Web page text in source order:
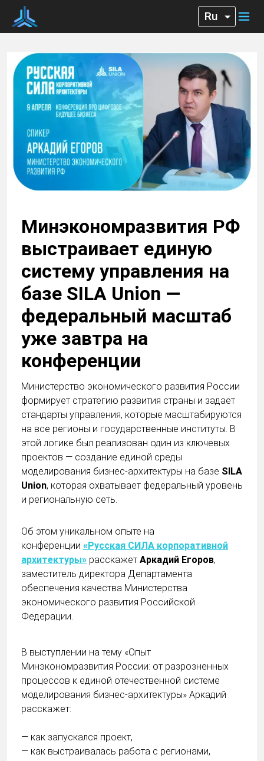
Минэкономразвития РФ
выстраивает единую
систему управления на
базе SILA Union —
федеральный масштаб
уже завтра на
конференции
Министерство экономического развития России
формирует стратегию развития страны и задает
стандарты управления, которые масштабируются
на все регионы и государственные институты. В
этой логике был реализован один из ключевых
проектов — создание единой среды
моделирования бизнес-архитектуры на базе SILA
Union, которая охватывает федеральный уровень
и региональную сеть.
Об этом уникальном опыте на
конференции «Русская СИЛА корпоративной
архитектуры» расскажет Аркадий Егоров,
заместитель директора Департамента
обеспечения качества Министерства
экономического развития Российской
Федерации.
В выступлении на тему «Опыт
Минэкономразвития России: от разрозненных
процессов к единой отечественной системе
моделирования бизнес-архитектуры» Аркадий
расскажет:
— как запускался проект,
— как выстраивалась работа с регионами,